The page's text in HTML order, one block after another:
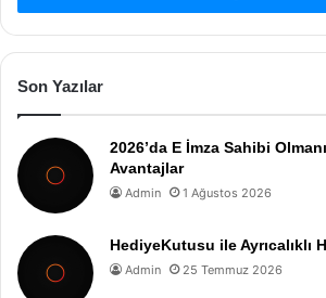
Son Yazılar
2026’da E İmza Sahibi
Avantajlar
Admin 1 Ağustos 2026
HediyeKutusu ile Ayrıcalıklı
Admin 25 Temmuz 2026